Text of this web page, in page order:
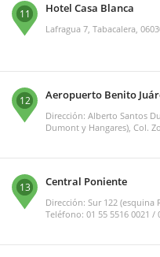
11 Hotel Casa Blanca
Lafragua 7, Tabacalera,
12 Aeropuerto Benito
Dirección: Alberto Santos
Dumont y Hangares), Col.
13 Central Poniente
Dirección: Sur 122 (esquina
Teléfono: 01 55 5516 0021 /